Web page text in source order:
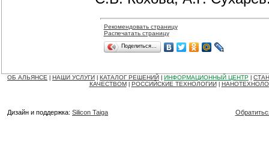
Рекомендовать страницу
Распечатать страницу
Поделиться…
ОБ АЛЬЯНСЕ НАШИ УСЛУГИ КАТАЛОГ РЕШЕНИЙ ИНФОРМАЦИОННЫЙ ЦЕНТР
КАЧЕСТВОМ
РОССИЙСКИЕ ТЕХНОЛОГИИ
Дизайн и поддержка: Silicon Taiga